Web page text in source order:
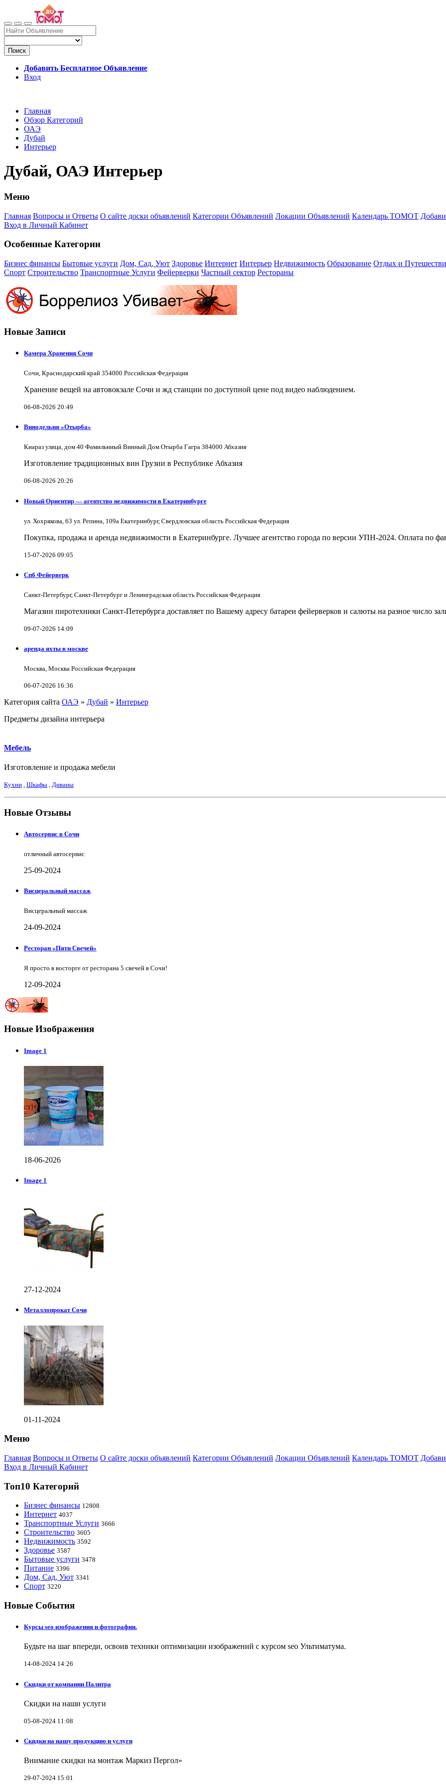
Поиск
Добавить Бесплатное Объявление
Вход
Главная
Обзор Категорий
ОАЭ
Дубай
Интерьер
Дубай, ОАЭ Интерьер
Меню
Главная Вопросы и Ответы О сайте доски объявлений Категории Объявлений Локации Объявлений Календарь ТОМОТ
Вход в Личный Кабинет
Особенные Категории
Бизнес финансы Бытовые услуги Дом, Сад, Уют Здоровье Интернет Интерьер Недвижимость Образование Отдых и
Спорт Строительство Транспортные Услуги Фейерверки Частный сектор Рестораны
Новые Записи
Камера Хранения Сочи
Сочи, Краснодарский край 354000 Российская Федерация
Хранение вещей на автовокзале Сочи и жд станции по доступной цене под видео наблюдением.
06-08-2026 20:49
Винодельня «Отырба»
Киараз улица, дом 40 Фамильниый Винный Дом Отырба Гагра 384000 Абхазия
Изготовление традиционных вин Грузии в Республике Абхазия
06-08-2026 20:26
Новый Ориентир — агентство недвижимости в Екатеринбурге
ул. Хохрякова, 63 ул. Репина, 109a Екатеринбург, Свердловская область Российская Федерация
Покупка, продажа и аренда недвижимости в Екатеринбурге. Лучшее агентство города по версии УПН-2024. Оплата по
15-07-2026 09:05
Спб Фейерверк
Санкт-Петербург, Санкт-Петербург и Ленинградская область Российская Федерация
Магазин пиротехники Санкт-Петербурга доставляет по Вашему адресу батареи фейерверков и салюты на разное число
09-07-2026 14:09
аренда яхты в москве
Москва, Москва Российская Федерация
06-07-2026 16:36
Категория сайта ОАЭ » Дубай » Интерьер
Предметы дизайна интерьера
Мебель
Изготовление и продажа мебели
Кухни , Шкафы , Диваны
Новые Отзывы
Автосервис в Сочи
отличный автосервис
25-09-2024
Висцеральный массаж
Висцеральный массаж
24-09-2024
Ресторан «Пяти Свечей»
Я просто в восторге от ресторана 5 свечей в Сочи!
12-09-2024
Новые Изображения
Image 1
18-06-2026
Image 1
27-12-2024
Металлопрокат Сочи
01-11-2024
Меню
Главная Вопросы и Ответы О сайте доски объявлений Категории Объявлений Локации Объявлений Календарь ТОМОТ
Вход в Личный Кабинет
Топ10 Категорий
Бизнес финансы 12808
Интернет 4037
Транспортные Услуги 3666
Строительство 3605
Недвижимость 3592
Здоровье 3587
Бытовые услуги 3478
Питание 3396
Дом, Сад, Уют 3341
Спорт 3220
Новые События
Курсы seo изображения и фотографии.
Будьте на шаг впереди, освоив техники оптимизации изображений с курсом seo Ультиматума.
14-08-2024 14:26
Скидки от компании Палитра
Скидки на наши услуги
05-08-2024 11:08
Скидки на нашу продукцию и услуги
Внимание скидки на монтаж Маркиз Пергол»
29-07-2024 15:01